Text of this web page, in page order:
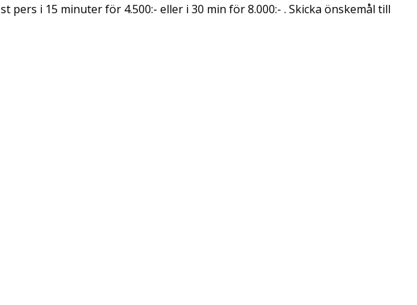
i 15 minuter för 4.500:- eller i 30 min för 8.000:- . Skicka önskemål till